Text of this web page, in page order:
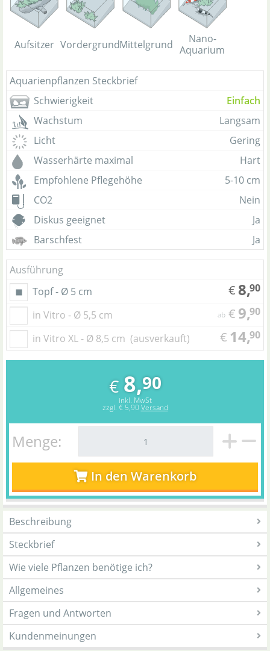
Aufsitzer VordergrundMittelgrund
Nano-
Aquarium
Aquarienpflanzen Steckbrief
Schwierigkeit
Einfach
Wachstum
Langsam
Licht
Gering
Wasserhärte maximal
Hart
Empfohlene Pflegehöhe
5-10 cm
CO2
Nein
Diskus geeignet
Ja
Barschfest
Ja
Ausführung
Topf - Ø 5 cm
€ 8,90
in Vitro - Ø 5,5 cm ab € 9,90
in Vitro XL - Ø 8,5 cm (ausverkauft) € 14,90
€ 8,90
inkl. MwSt
zzgl. € 5,90 Versand
Menge:
In den Warenkorb
Beschreibung
Steckbrief
Wie viele Pflanzen benötige ich?
Allgemeines
Fragen und Antworten
Kundenmeinungen